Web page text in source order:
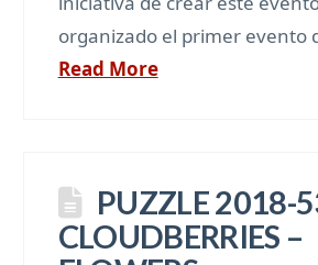
organizado el primer evento
Read More
PUZZLE 2018-
CLOUDBERRIES –